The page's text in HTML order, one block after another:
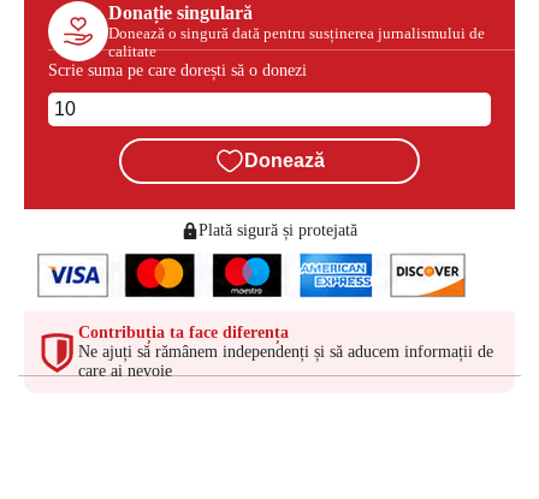
Donație singulară
Donează o singură dată pentru susținerea jurnalismului de
calitate
Scrie suma pe care dorești să o donezi
Donează
Plată sigură și protejată
Contribuția ta face diferența
Ne ajuți să rămânem independenți și să aducem informații de
care ai nevoie